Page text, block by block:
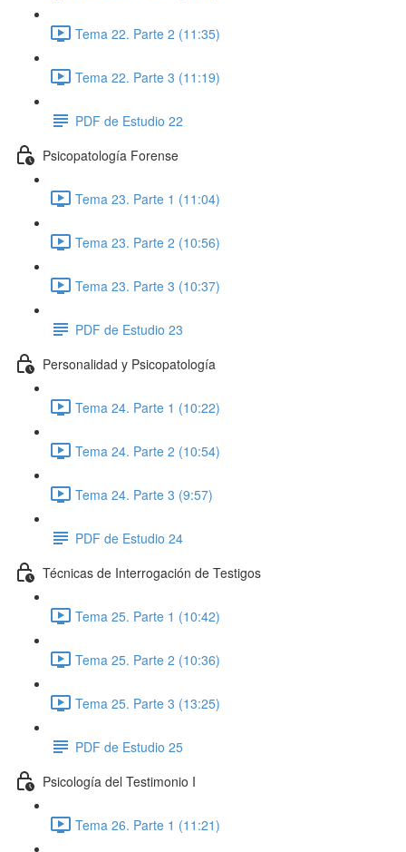
Tema 22. Parte 2 (11:35)
Tema 22. Parte 3 (11:19)
PDF de Estudio 22
Psicopatología Forense
Tema 23. Parte 1 (11:04)
Tema 23. Parte 2 (10:56)
Tema 23. Parte 3 (10:37)
PDF de Estudio 23
Personalidad y Psicopatología
Tema 24. Parte 1 (10:22)
Tema 24. Parte 2 (10:54)
Tema 24. Parte 3 (9:57)
PDF de Estudio 24
Técnicas de Interrogación de Testigos
Tema 25. Parte 1 (10:42)
Tema 25. Parte 2 (10:36)
Tema 25. Parte 3 (13:25)
PDF de Estudio 25
Psicología del Testimonio I
Tema 26. Parte 1 (11:21)